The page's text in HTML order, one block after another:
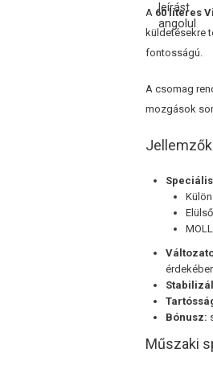
A 60 literes
küldetésekre
fontosságú.
A csomag
mozgások
Jellemzők
Bónusz:
Műszaki